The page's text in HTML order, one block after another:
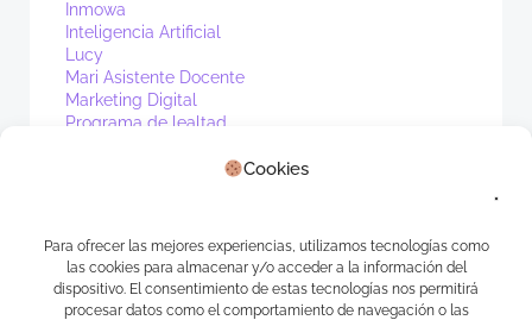
Cookies
Para ofrecer las mejores experiencias, utilizamos tecnologías como
las cookies para almacenar y/o acceder a la información del
dispositivo. El consentimiento de estas tecnologías nos permitirá
procesar datos como el comportamiento de navegación o las
Inmowa
Inteligencia Artificial
Lucy
Mari Asistente Docente
Marketing Digital
Programa de lealtad
WhatsApp
Meta